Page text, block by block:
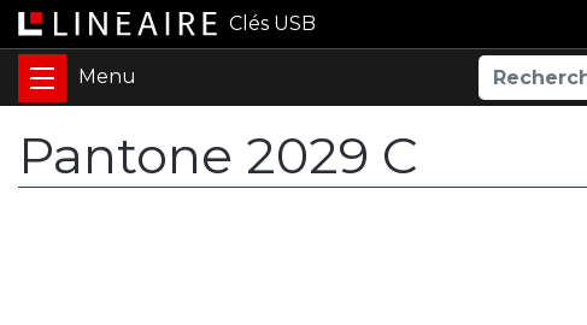
Clés USB
Pantone 2029 C